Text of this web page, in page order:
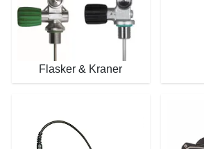
Flasker & Kraner